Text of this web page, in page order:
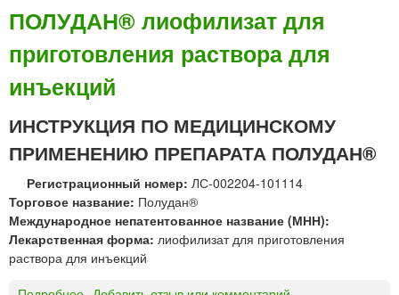
О
С
Т
Е
Р
И
З
Н
®
м
а
з
ь
ПОЛУДАН® лиофилизат для
приготовления раствора для
инъекций
ИНСТРУКЦИЯ ПО МЕДИЦИНСКОМУ
ПРИМЕНЕНИЮ ПРЕПАРАТА ПОЛУДАН®
Регистрационный номер: ЛС-002204-101114
Торговое название: Полудан®
Международное непатентованное название (МНН):
Лекарственная форма: лиофилизат для приготовления
раствора для инъекций